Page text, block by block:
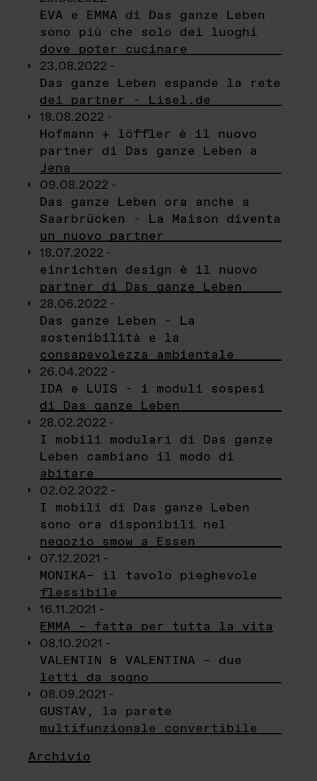
EVA e EMMA di Das ganze Leben
sono più che solo dei luoghi
dove poter cucinare
23.08.2022 -
Das ganze Leben espande la rete
dei partner - Lisel.de
18.08.2022 -
Hofmann + löffler è il nuovo
partner di Das ganze Leben a
Jena
09.08.2022 -
Das ganze Leben ora anche a
Saarbrücken - La Maison diventa
un nuovo partner
18.07.2022 -
einrichten design è il nuovo
partner di Das ganze Leben
28.06.2022 -
Das ganze Leben - La
sostenibilità e la
consapevolezza ambientale
26.04.2022 -
IDA e LUIS - i moduli sospesi
di Das ganze Leben
28.02.2022 -
I mobili modulari di Das ganze
Leben cambiano il modo di
abitare
02.02.2022 -
I mobili di Das ganze Leben
sono ora disponibili nel
negozio smow a Essen
07.12.2021 -
MONIKA– il tavolo pieghevole
flessibile
16.11.2021 -
EMMA – fatta per tutta la vita
08.10.2021 -
VALENTIN & VALENTINA – due
letti da sogno
08.09.2021 -
GUSTAV, la parete
multifunzionale convertibile
Archivio